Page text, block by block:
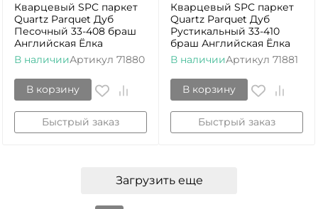
Кварцевый SPC паркет
Quartz Parquet Дуб
Песочный 33-408 браш
Английская Ёлка
В наличииАртикул 71880
В корзину
Быстрый заказ
Кварцевый SPC паркет
Quartz Parquet Дуб
Рустикальный 33-410
браш Английская Ёлка
В наличииАртикул 71881
В корзину
Быстрый заказ
Загрузить еще